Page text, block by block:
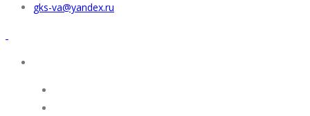
gks-va@yandex.ru